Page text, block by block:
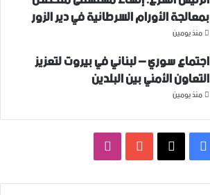
بمعالجة الأورام السرطانية في دير الزور
منذ يومين
اجتماع سوري – لبناني في بيروت لتعزيز
التعاون ‏الأمني ‏بين البلدين
منذ يومين
فيسبوك ‫YouTube